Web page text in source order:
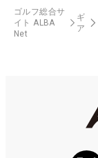
ゴルフ総合サ
イト ALBA
Net
ギ
ア